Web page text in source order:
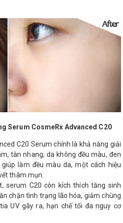
Serum CosmeRx Advanced C20
C20 Serum chính là khả năng giải
tàn nhang; da không đều màu, đen
làm đều màu da, một cách hiệu
thâm mụn.
serum C20 còn kích thích tăng sinh
chặn tình trạng lão hóa, giảm chùng
UV gây ra, hạn chế tối đa nguy cơ